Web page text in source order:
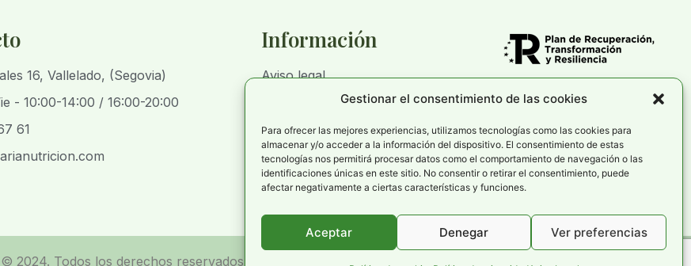
Gestionar el consentimiento de las cookies
Para ofrecer las mejores experiencias, utilizamos tecnologías como las cookies para
almacenar y/o acceder a la información del dispositivo. El consentimiento de estas
tecnologías nos permitirá procesar datos como el comportamiento de navegación o las
identificaciones únicas en este sitio. No consentir o retirar el consentimiento, puede
afectar negativamente a ciertas características y funciones.
Aceptar Denegar Ver preferencias
16, Vallelado, (Segovia)
- 10:00-14:00 / 16:00-20:00
61
Información
Aviso legal
Política de cookies
Política de privacidad
Declaración de accesibilidad
2024. Todos los derechos reservados | Desarrollado por TOOOLS